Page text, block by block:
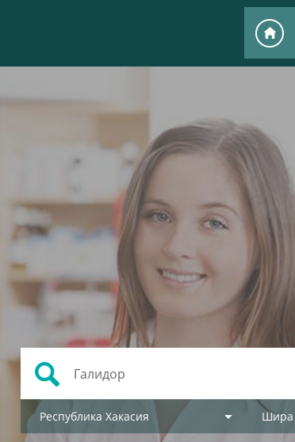
Республика Хакасия Шира